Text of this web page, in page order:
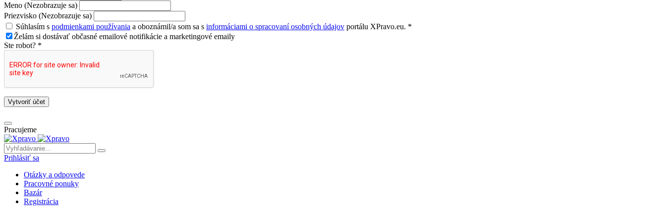
Meno (Nezobrazuje sa)
Priezvisko (Nezobrazuje sa)
Súhlasím s podmienkami používania a oboznámil/a som sa s informáciami o spracovaní osobných údajov portálu XPravo.eu. *
Želám si dostávať občasné emailové notifikácie a marketingové emaily
Ste robot? *
Vytvoriť účet
Pracujeme
Prihlásiť sa
Otázky a odpovede
Pracovné ponuky
Bazár
Registrácia